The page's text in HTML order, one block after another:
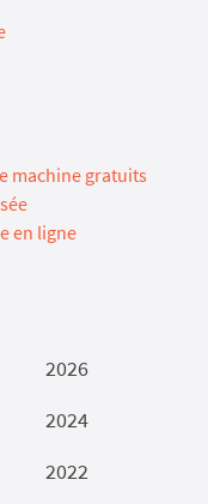
machine gratuits
en ligne
2026
2024
2022